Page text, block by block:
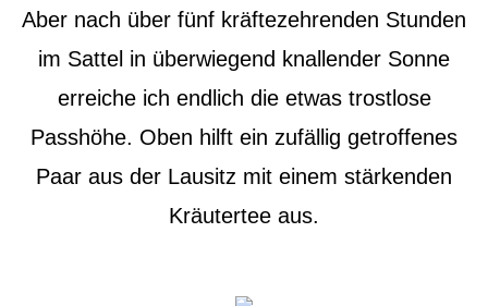
Aber nach über fünf kräftezehrenden Stunden
im Sattel in überwiegend knallender Sonne
erreiche ich endlich die etwas trostlose
Passhöhe. Oben hilft ein zufällig getroffenes
Paar aus der Lausitz mit einem stärkenden
Kräutertee aus.